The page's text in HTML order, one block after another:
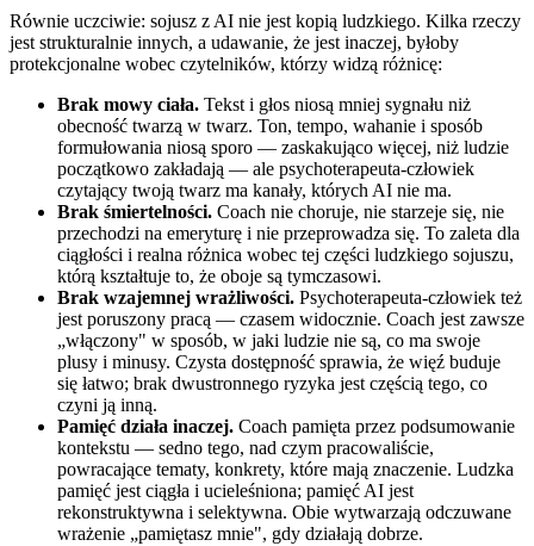
Równie uczciwie: sojusz z AI nie jest kopią ludzkiego. Kilka rzeczy
jest strukturalnie innych, a udawanie, że jest inaczej, byłoby
protekcjonalne wobec czytelników, którzy widzą różnicę:
Brak mowy ciała. Tekst i głos niosą mniej sygnału niż
obecność twarzą w twarz. Ton, tempo, wahanie i sposób
formułowania niosą sporo — zaskakująco więcej, niż ludzie
początkowo zakładają — ale psychoterapeuta-człowiek
czytający twoją twarz ma kanały, których AI nie ma.
Brak śmiertelności. Coach nie choruje, nie starzeje się, nie
przechodzi na emeryturę i nie przeprowadza się. To zaleta dla
ciągłości i realna różnica wobec tej części ludzkiego sojuszu,
którą kształtuje to, że oboje są tymczasowi.
Brak wzajemnej wrażliwości. Psychoterapeuta-człowiek też
jest poruszony pracą — czasem widocznie. Coach jest zawsze
„włączony" w sposób, w jaki ludzie nie są, co ma swoje
plusy i minusy. Czysta dostępność sprawia, że więź buduje
się łatwo; brak dwustronnego ryzyka jest częścią tego, co
czyni ją inną.
Pamięć działa inaczej. Coach pamięta przez podsumowanie
kontekstu — sedno tego, nad czym pracowaliście,
powracające tematy, konkrety, które mają znaczenie. Ludzka
pamięć jest ciągła i ucieleśniona; pamięć AI jest
rekonstruktywna i selektywna. Obie wytwarzają odczuwane
wrażenie „pamiętasz mnie", gdy działają dobrze.